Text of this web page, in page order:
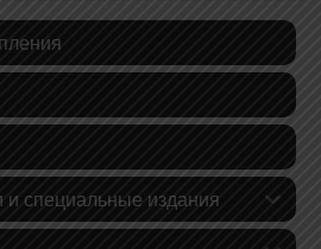
специальные издания